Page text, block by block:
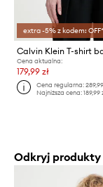
extra -5% z kodem: OFF*
Cena aktualna:
179,99 zł
Cena regularna:
Najniższa cena:189,99
Odkryj produkty